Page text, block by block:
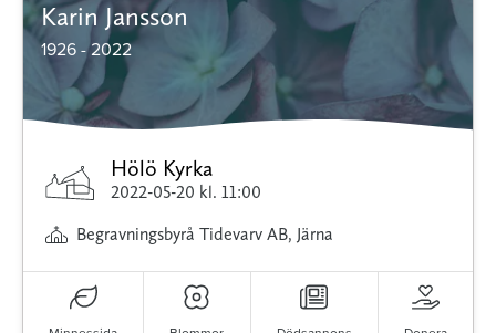
Karin Jansson
1926 - 2022
Hölö Kyrka
2022-05-20 kl. 11:00
Begravningsbyrå Tidevarv AB, Järna